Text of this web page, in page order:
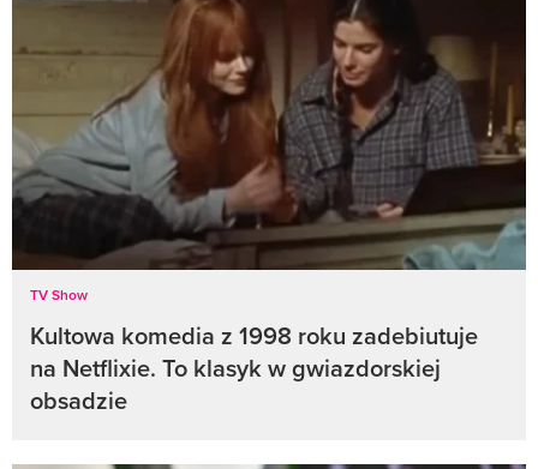
TV Show
Kultowa komedia z 1998 roku zadebiutuje
na Netflixie. To klasyk w gwiazdorskiej
obsadzie